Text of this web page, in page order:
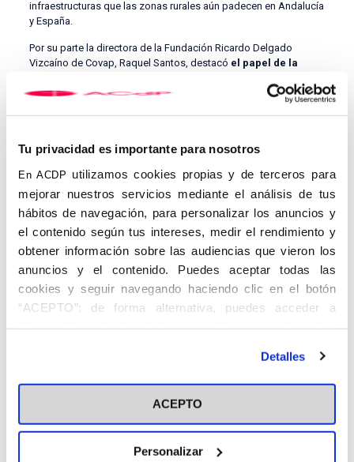
Tu privacidad es importante para nosotros
En ACDP utilizamos cookies propias y de terceros para
mejorar nuestros servicios mediante el análisis de tus
hábitos de navegación, para personalizar los anuncios y
el contenido según tus intereses, medir el rendimiento y
obtener información sobre las audiencias que vieron los
anuncios y el contenido. Puedes aceptar todas las
cookies y seguir navegando haciendo clic en el botón
“ACEPTO”; de forma alternativa, puedes acceder a
información más detallada y cambiar tus preferencias
en el botón "Personalizar". Para más información puedes
visitar nuestra Política de Cookies
Detalles
ACEPTO
Personalizar
infraestructuras que las zonas rurales aún padecen en Andalucía
y España.
Por su parte la directora de la Fundación Ricardo Delgado
Vizcaíno de Covap, Raquel Santos, destacó el papel de la
entidad del Valle de los Pedroches, precisamente en el ámbito
etimológico», reforzando así su argumento de que
formación es clave para superar los retos actuales
Sostenibilidad sí, pero rentable
Menos optimista se mostró Rafael Navas, Secretario General de
Asaja Córdoba, que puso sobre la mesa «la dicotomía que
conocen entre ellas, sobre todo la urbana. Un
desconocimiento que afecta a la importancia de la alimentación,
que no se valora lo suficiente, según Navas. «La comida sale del
rentabilidad de las explotaciones agrícolas y ganaderas,
y medioambiental».
En la misma línea se mantuvo Daniel Pizarro, defendiendo el
papel que el campo tiene como productor de la alimentación y
parte de la población, debido según el ingeniero agrónomo, a